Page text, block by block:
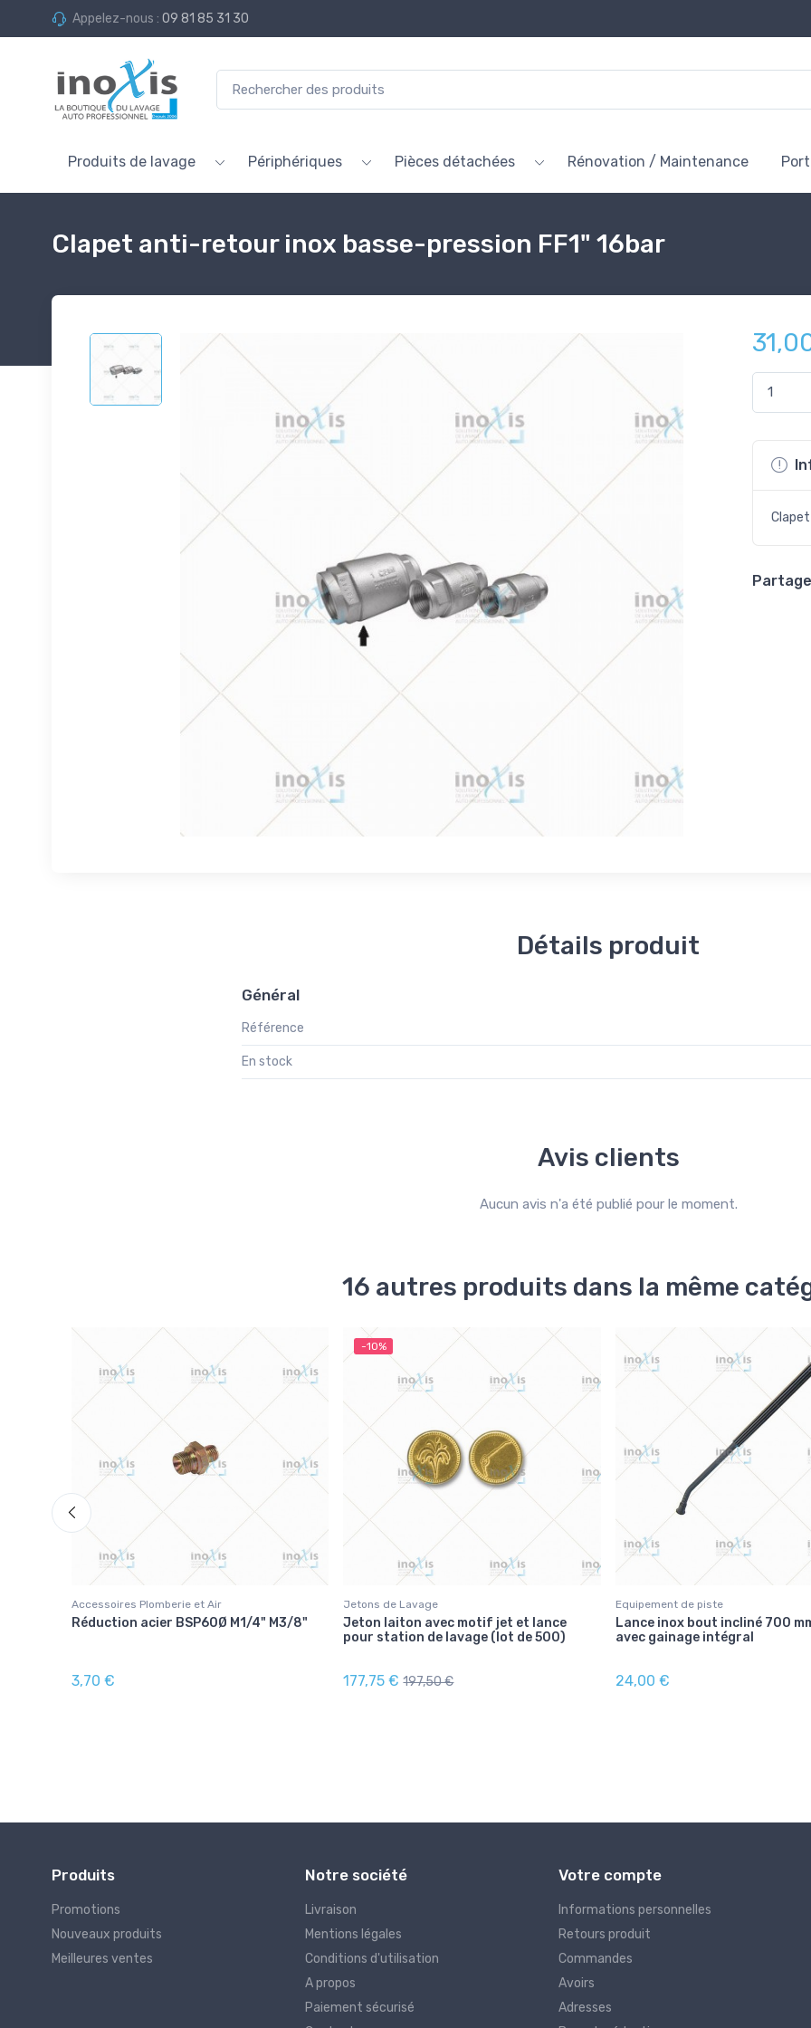
Appelez-nous : 09 81 85 31 30
Produits de lavage Périphériques Pièces détachées Rénovation / Maintenance
Clapet anti-retour inox basse-pression FF1" 16bar
Détails produit
Général
Référence
En stock
Avis clients
Aucun avis n'a été publié pour le moment.
16 autres produits dans la même
Accessoires Plomberie et Air
Réduction acier BSP60Ø M1/4" M3/8"
3,70 €
-10%
Jetons de Lavage
Jeton laiton avec motif jet et lance
pour station de lavage (lot de 500)
177,75 € 197,50 €
Equipement de piste
Lance inox bout incliné 700
avec gainage intégral
24,00 €
Produits
Promotions
Nouveaux produits
Meilleures ventes
Notre société
Livraison
Mentions légales
Conditions d'utilisation
A propos
Paiement sécurisé
Votre compte
Informations personnelles
Retours produit
Commandes
Avoirs
Adresses